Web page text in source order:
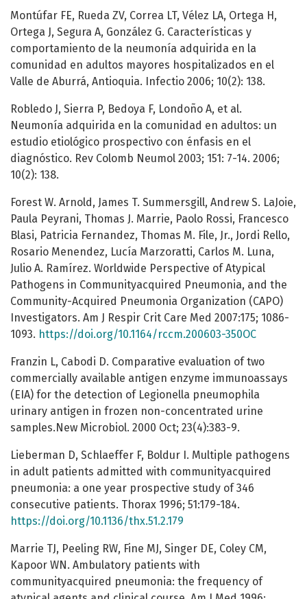
Montúfar FE, Rueda ZV, Correa LT, Vélez LA, Ortega H,
Ortega J, Segura A, González G. Características y
comportamiento de la neumonía adquirida en la
comunidad en adultos mayores hospitalizados en el
Valle de Aburrá, Antioquia. Infectio 2006; 10(2): 138.
Robledo J, Sierra P, Bedoya F, Londoño A, et al.
Neumonía adquirida en la comunidad en adultos: un
estudio etiológico prospectivo con énfasis en el
diagnóstico. Rev Colomb Neumol 2003; 151: 7-14. 2006;
10(2): 138.
Forest W. Arnold, James T. Summersgill, Andrew S. LaJoie,
Paula Peyrani, Thomas J. Marrie, Paolo Rossi, Francesco
Blasi, Patricia Fernandez, Thomas M. File, Jr., Jordi Rello,
Rosario Menendez, Lucía Marzoratti, Carlos M. Luna,
Julio A. Ramírez. Worldwide Perspective of Atypical
Pathogens in Communityacquired Pneumonia, and the
Community-Acquired Pneumonia Organization (CAPO)
Investigators. Am J Respir Crit Care Med 2007:175; 1086-
1093. https://doi.org/10.1164/rccm.200603-350OC
Franzin L, Cabodi D. Comparative evaluation of two
commercially available antigen enzyme immunoassays
(EIA) for the detection of Legionella pneumophila
urinary antigen in frozen non-concentrated urine
samples.New Microbiol. 2000 Oct; 23(4):383-9.
Lieberman D, Schlaeffer F, Boldur I. Multiple pathogens
in adult patients admitted with communityacquired
pneumonia: a one year prospective study of 346
consecutive patients. Thorax 1996; 51:179-184.
https://doi.org/10.1136/thx.51.2.179
Marrie TJ, Peeling RW, Fine MJ, Singer DE, Coley CM,
Kapoor WN. Ambulatory patients with
communityacquired pneumonia: the frequency of